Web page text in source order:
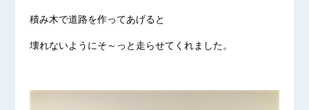
積み木で道路を作ってあげると
壊れないようにそ～っと走らせてくれました。